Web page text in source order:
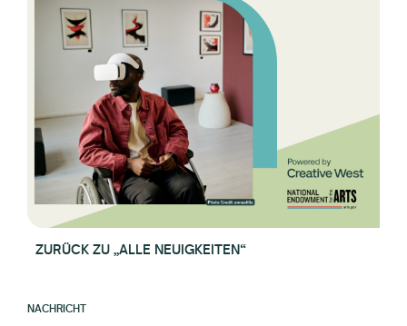
ZURÜCK ZU „ALLE NEUIGKEITEN“
NACHRICHT